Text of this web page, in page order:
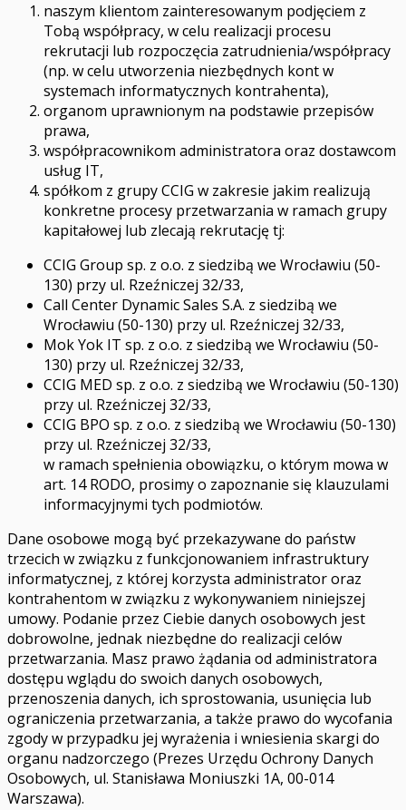
naszym klientom zainteresowanym podjęciem z
Tobą współpracy, w celu realizacji procesu
rekrutacji lub rozpoczęcia zatrudnienia/współpracy
(np. w celu utworzenia niezbędnych kont w
systemach informatycznych kontrahenta),
organom uprawnionym na podstawie przepisów
prawa,
współpracownikom administratora oraz dostawcom
usług IT,
spółkom z grupy CCIG w zakresie jakim realizują
konkretne procesy przetwarzania w ramach grupy
kapitałowej lub zlecają rekrutację tj:
CCIG Group sp. z o.o. z siedzibą we Wrocławiu (50-
130) przy ul. Rzeźniczej 32/33,
Call Center Dynamic Sales S.A. z siedzibą we
Wrocławiu (50-130) przy ul. Rzeźniczej 32/33,
Mok Yok IT sp. z o.o. z siedzibą we Wrocławiu (50-
130) przy ul. Rzeźniczej 32/33,
CCIG MED sp. z o.o. z siedzibą we Wrocławiu (50-130)
przy ul. Rzeźniczej 32/33,
CCIG BPO sp. z o.o. z siedzibą we Wrocławiu (50-130)
przy ul. Rzeźniczej 32/33,
w ramach spełnienia obowiązku, o którym mowa w
art. 14 RODO, prosimy o zapoznanie się klauzulami
informacyjnymi tych podmiotów.
Dane osobowe mogą być przekazywane do państw
trzecich w związku z funkcjonowaniem infrastruktury
informatycznej, z której korzysta administrator oraz
kontrahentom w związku z wykonywaniem niniejszej
umowy. Podanie przez Ciebie danych osobowych jest
dobrowolne, jednak niezbędne do realizacji celów
przetwarzania. Masz prawo żądania od administratora
dostępu wglądu do swoich danych osobowych,
przenoszenia danych, ich sprostowania, usunięcia lub
ograniczenia przetwarzania, a także prawo do wycofania
zgody w przypadku jej wyrażenia i wniesienia skargi do
organu nadzorczego (Prezes Urzędu Ochrony Danych
Osobowych, ul. Stanisława Moniuszki 1A, 00-014
Warszawa).